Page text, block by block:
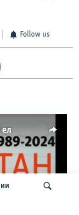
Follow us
available